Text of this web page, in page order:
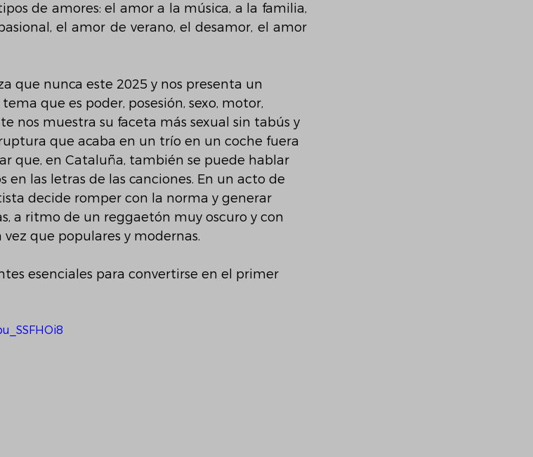
de amores: el amor a la música, a la familia,
el amor de verano, el desamor, el amor
que nunca este 2025 y nos presenta un
tema que es poder, posesión, sexo, motor,
nos muestra su faceta más sexual sin tabús y
que acaba en un trío en un coche fuera
que, en Cataluña, también se puede hablar
las letras de las canciones. En un acto de
decide romper con la norma y generar
a ritmo de un reggaetón muy oscuro y con
que populares y modernas.
esenciales para convertirse en el primer